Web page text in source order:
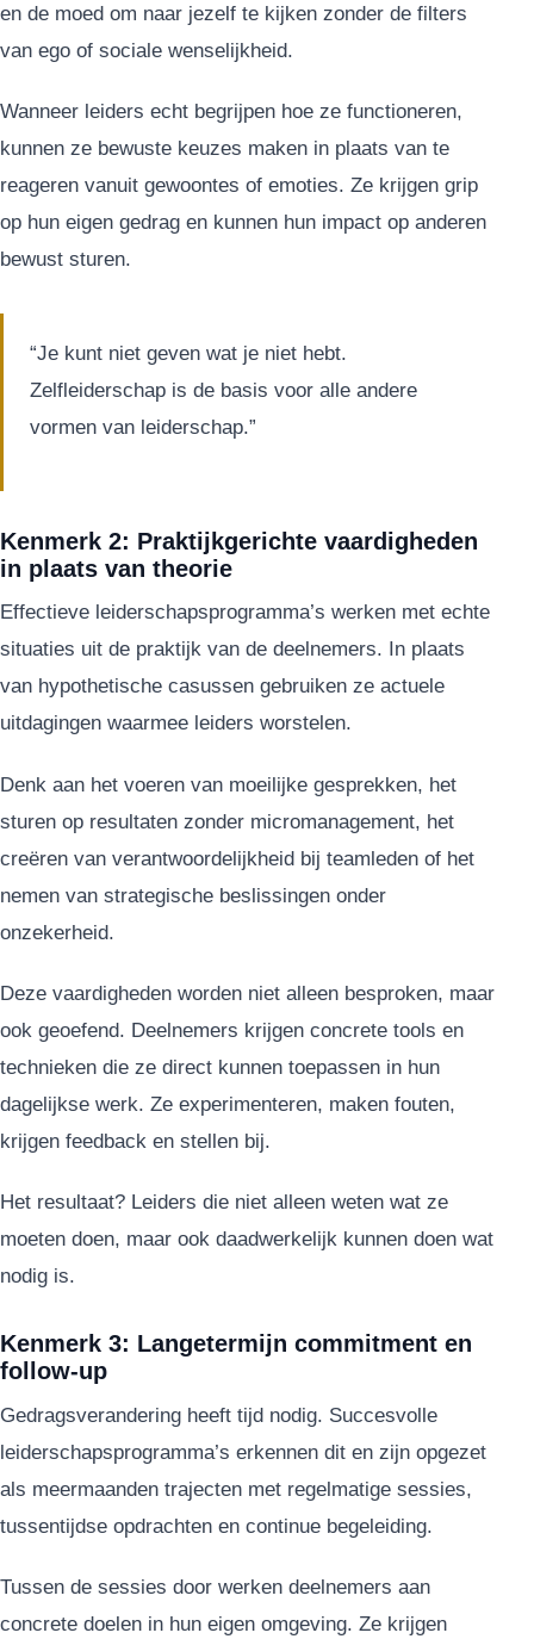
en de moed om naar jezelf te kijken zonder de filters
van ego of sociale wenselijkheid.
Wanneer leiders echt begrijpen hoe ze functioneren,
kunnen ze bewuste keuzes maken in plaats van te
reageren vanuit gewoontes of emoties. Ze krijgen grip
op hun eigen gedrag en kunnen hun impact op anderen
bewust sturen.
“Je kunt niet geven wat je niet hebt.
Zelfleiderschap is de basis voor alle andere
vormen van leiderschap.”
Kenmerk 2: Praktijkgerichte vaardigheden
in plaats van theorie
Effectieve leiderschapsprogramma’s werken met echte
situaties uit de praktijk van de deelnemers. In plaats
van hypothetische casussen gebruiken ze actuele
uitdagingen waarmee leiders worstelen.
Denk aan het voeren van moeilijke gesprekken, het
sturen op resultaten zonder micromanagement, het
creëren van verantwoordelijkheid bij teamleden of het
nemen van strategische beslissingen onder
onzekerheid.
Deze vaardigheden worden niet alleen besproken, maar
ook geoefend. Deelnemers krijgen concrete tools en
technieken die ze direct kunnen toepassen in hun
dagelijkse werk. Ze experimenteren, maken fouten,
krijgen feedback en stellen bij.
Het resultaat? Leiders die niet alleen weten wat ze
moeten doen, maar ook daadwerkelijk kunnen doen wat
nodig is.
Kenmerk 3: Langetermijn commitment en
follow-up
Gedragsverandering heeft tijd nodig. Succesvolle
leiderschapsprogramma’s erkennen dit en zijn opgezet
als meermaanden trajecten met regelmatige sessies,
tussentijdse opdrachten en continue begeleiding.
Tussen de sessies door werken deelnemers aan
concrete doelen in hun eigen omgeving. Ze krijgen